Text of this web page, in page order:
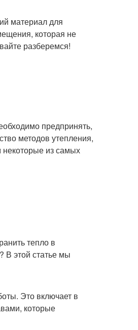
материал для
которая не
разберемся!
предпринять,
методов утепления,
некоторые из самых
тепло в
В этой статье мы
Это включает в
которые